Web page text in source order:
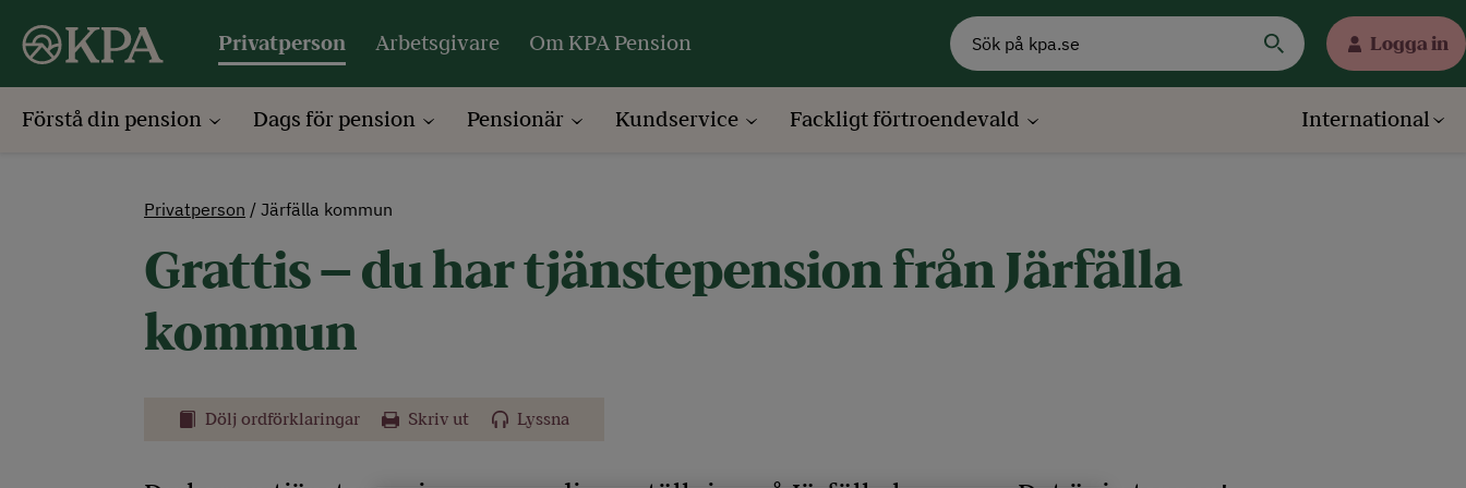
Privatperson Arbetsgivare Om KPA Pension Logga in
Förstå din pension Dags för pension Pensionär Kundservice Fackligt förtroendevald International
Privatperson Järfälla kommun
Grattis – du har tjänstepension från Järfälla
kommun
Dölj ordförklaringar Skriv ut Lyssna